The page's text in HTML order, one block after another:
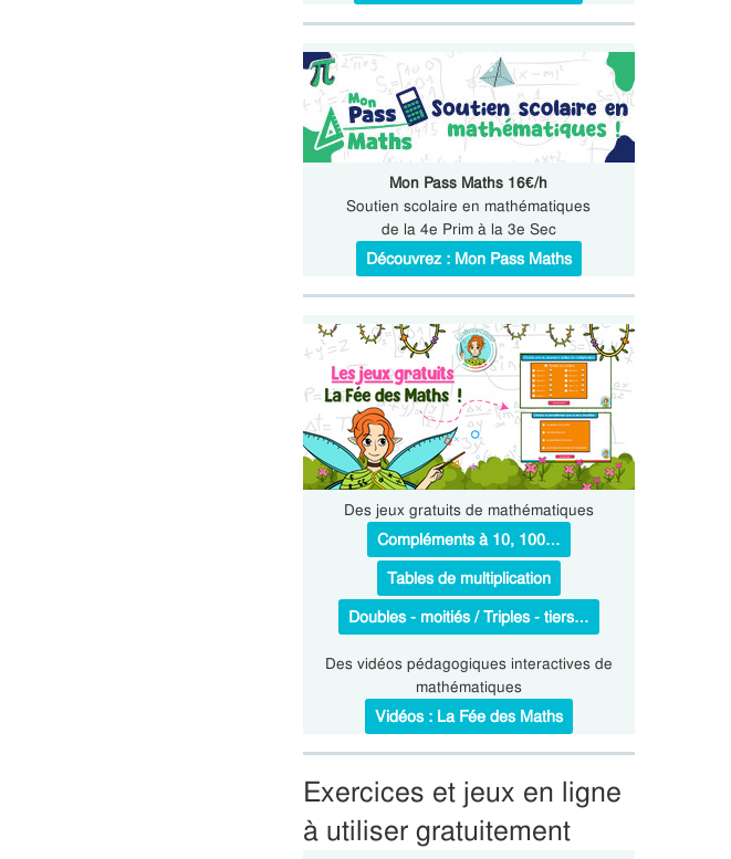
Mon Pass Maths 16€/h
Soutien scolaire en mathématiques
de la 4e Prim à la 3e Sec
Découvrez : Mon Pass Maths
Des jeux gratuits de mathématiques
Compléments à 10, 100…
Tables de multiplication
Doubles - moitiés / Triples - tiers…
Des vidéos pédagogiques interactives de
mathématiques
Vidéos : La Fée des Maths
Exercices et jeux en ligne
à utiliser gratuitement